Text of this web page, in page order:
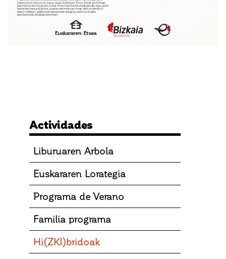
Actividades
Liburuaren Arbola
Euskararen Lorategia
Programa de Verano
Familia programa
Hi(ZKI)bridoak